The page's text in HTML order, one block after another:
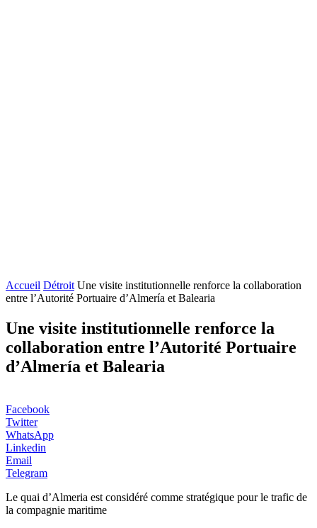
Accueil Détroit Une visite institutionnelle renforce la collaboration
entre l’Autorité Portuaire d’Almería et Balearia
Une visite institutionnelle renforce la
collaboration entre l’Autorité Portuaire
d’Almería et Balearia
Facebook
Twitter
WhatsApp
Linkedin
Email
Telegram
Le quai d’Almeria est considéré comme stratégique pour le trafic de
la compagnie maritime